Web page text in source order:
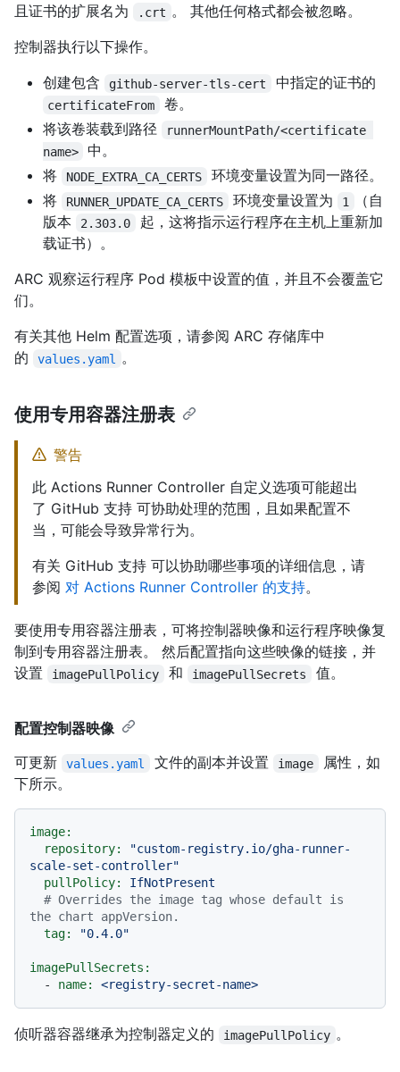
且证书的扩展名为
.crt 。 其他任何格式都会被忽略。
控制器执行以下操作。
创建包含
github-server-tls-cert 中指定的证书的
certificateFrom
卷。
将该卷装载到路径
runnerMountPath/<certificate
name>
中。
将
NODE_EXTRA_CA_CERTS
环境变量设置为同一路径。
将
RUNNER_UPDATE_CA_CERTS 环境变量设置为 1
（自
版本
2.303.0
起，这将指示运行程序在主机上重新加
载证书）。
ARC 观察运行程序 Pod 模板中设置的值，并且不会覆盖它
们。
有关其他 Helm 配置选项，请参阅 ARC 存储库中
的
values.yaml 。
使用专用容器注册表
警告
此 Actions Runner Controller 自定义选项可能超出
了 GitHub 支持 可协助处理的范围，且如果配置不
当，可能会导致异常行为。
有关 GitHub 支持 可以协助哪些事项的详细信息，请
参阅 对 Actions Runner Controller 的支持。
要使用专用容器注册表，可将控制器映像和运行程序映像复
制到专用容器注册表。 然后配置指向这些映像的链接，并
设置
imagePullPolicy 和 imagePullSecrets 值。
配置控制器映像
可更新
values.yaml 文件的副本并设置 image
属性，如
下所示。
image:
repository:
"custom-registry.io/gha-runner-
scale-set-controller"
pullPolicy:
IfNotPresent
# Overrides the image tag whose default is
the chart appVersion.
tag:
"0.4.0"
imagePullSecrets:
-
name: <registry-secret-name>
侦听器容器继承为控制器定义的 imagePullPolicy 。